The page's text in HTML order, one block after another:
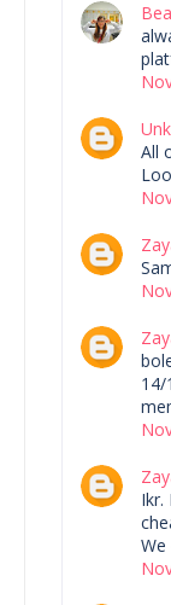
All
14/
Ikr.
We